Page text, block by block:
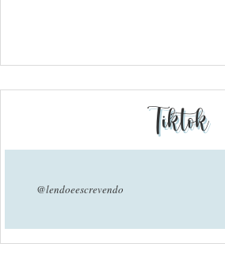
Tiktok
@lendoeescrevendo